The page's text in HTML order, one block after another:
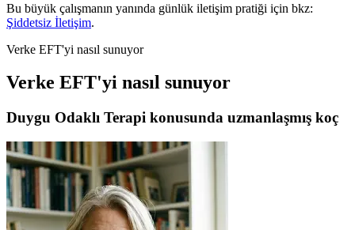
Bu büyük çalışmanın yanında günlük iletişim pratiği için bkz:
Şiddetsiz İletişim.
Verke EFT'yi nasıl sunuyor
Verke EFT'yi nasıl sunuyor
Duygu Odaklı Terapi konusunda uzmanlaşmış koç